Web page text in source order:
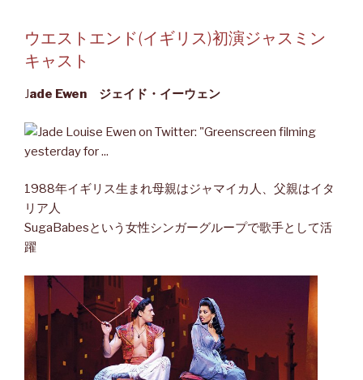
ウエストエンド(イギリス)初演ジャスミン
キャスト
Jade Ewen ジェイド・イーウェン
1988年イギリス生まれ母親はジャマイカ人、父親はイタ
リア人
SugaBabesという女性シンガーグループで歌手として活
躍